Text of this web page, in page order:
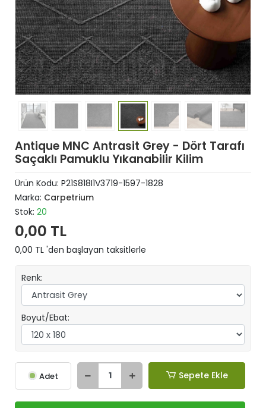
Antique MNC Antrasit Grey - Dört Tarafı
Saçaklı Pamuklu Yıkanabilir Kilim
Ürün Kodu: P21S818I1V3719-1597-1828
Marka: Carpetrium
Stok: 20
0,00 TL
0,00 TL 'den başlayan taksitlerle
Renk:
Boyut/Ebat:
Adet Sepete Ekle